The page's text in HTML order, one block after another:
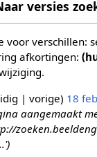
versies
voor verschillen:
afkortingen:
vorige 18
aangemaakt